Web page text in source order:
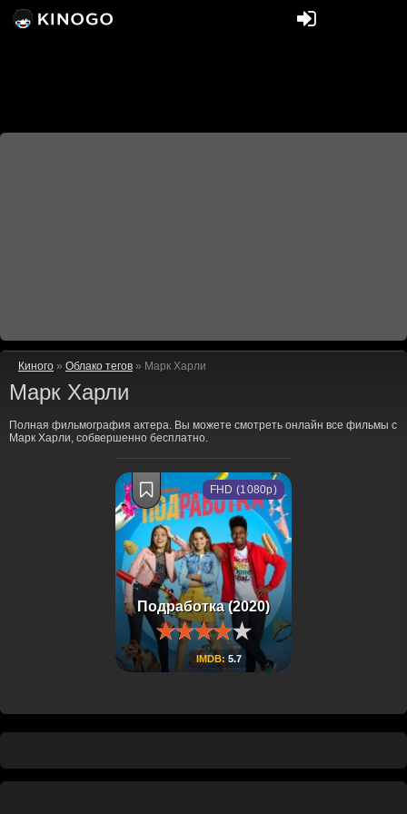
Киного » Облако тегов » Марк Харли
Марк Харли
Полная фильмография актера. Вы можете смотреть онлайн все фильмы с
Марк Харли, собвершенно бесплатно.
Подработка (2020)
IMDB: 5.7
FHD (1080p)